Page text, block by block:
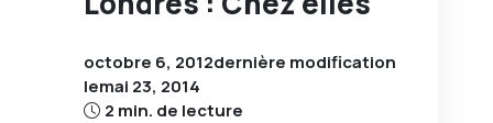
octobre 6, 2012dernière modification
lemai 23, 2014
2 min. de lecture